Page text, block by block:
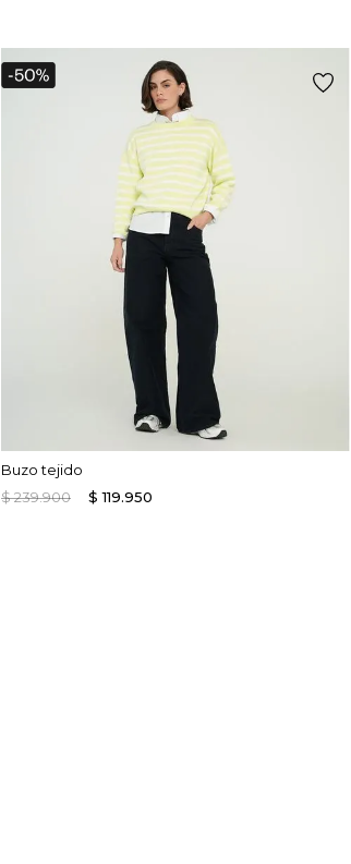
Buzo tejido
$239.900 $ 119.950